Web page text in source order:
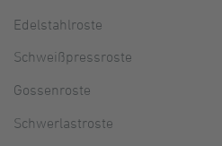
Edelstahlroste
Schweißpressroste
Gossenroste
Schwerlastroste